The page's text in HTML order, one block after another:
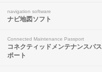
navigation software
ナビ地図ソフト
Connected Maintenance Passport
コネクティッドメンテナンスパス
ポート